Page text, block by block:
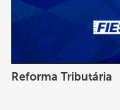
Reforma Tributária